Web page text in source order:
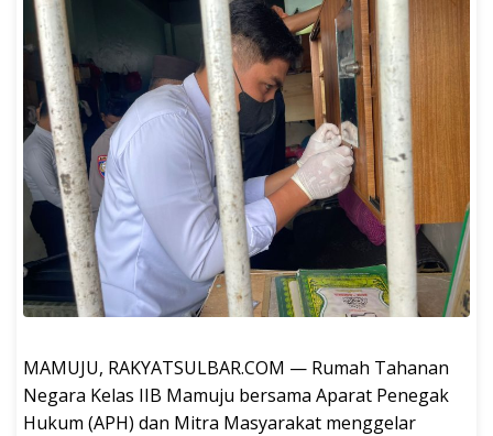
MAMUJU, RAKYATSULBAR.COM — Rumah Tahanan
Negara Kelas IIB Mamuju bersama Aparat Penegak
Hukum (APH) dan Mitra Masyarakat menggelar